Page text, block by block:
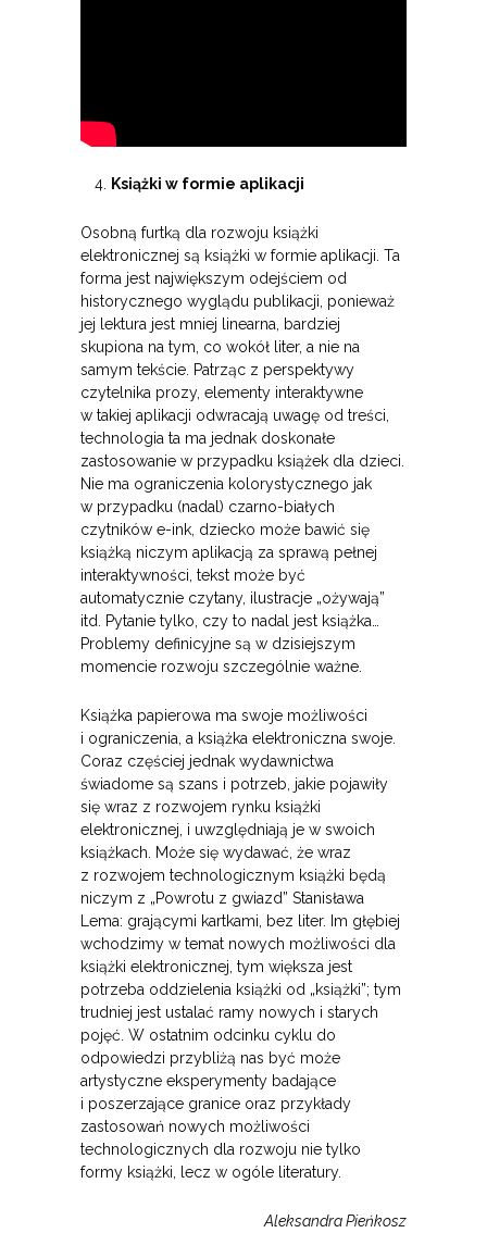
Książki w formie aplikacji
Osobną furtką dla rozwoju książki
elektronicznej są książki w formie aplikacji. Ta
forma jest największym odejściem od
historycznego wyglądu publikacji, ponieważ
jej lektura jest mniej linearna, bardziej
skupiona na tym, co wokół liter, a nie na
samym tekście. Patrząc z perspektywy
czytelnika prozy, elementy interaktywne
w takiej aplikacji odwracają uwagę od treści,
technologia ta ma jednak doskonałe
zastosowanie w przypadku książek dla dzieci.
Nie ma ograniczenia kolorystycznego jak
w przypadku (nadal) czarno-białych
czytników e-ink, dziecko może bawić się
książką niczym aplikacją za sprawą pełnej
interaktywności, tekst może być
automatycznie czytany, ilustracje „ożywają”
itd. Pytanie tylko, czy to nadal jest książka…
Problemy definicyjne są w dzisiejszym
momencie rozwoju szczególnie ważne.
Książka papierowa ma swoje możliwości
i ograniczenia, a książka elektroniczna swoje.
Coraz częściej jednak wydawnictwa
świadome są szans i potrzeb, jakie pojawiły
się wraz z rozwojem rynku książki
elektronicznej, i uwzględniają je w swoich
książkach. Może się wydawać, że wraz
z rozwojem technologicznym książki będą
niczym z „Powrotu z gwiazd” Stanisława
Lema: grającymi kartkami, bez liter. Im głębiej
wchodzimy w temat nowych możliwości dla
książki elektronicznej, tym większa jest
potrzeba oddzielenia książki od „książki”; tym
trudniej jest ustalać ramy nowych i starych
pojęć. W ostatnim odcinku cyklu do
odpowiedzi przybliżą nas być może
artystyczne eksperymenty badające
i poszerzające granice oraz przykłady
zastosowań nowych możliwości
technologicznych dla rozwoju nie tylko
formy książki, lecz w ogóle literatury.
Aleksandra Pieńkosz